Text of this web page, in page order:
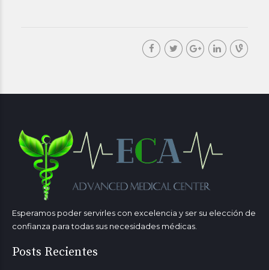
Esperamos poder servirles con excelencia y ser su elección de
confianza para todas sus necesidades médicas.
Posts Recientes